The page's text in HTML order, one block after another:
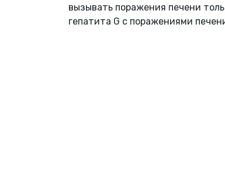
вызывать поражения печени
гепатита G с поражениями